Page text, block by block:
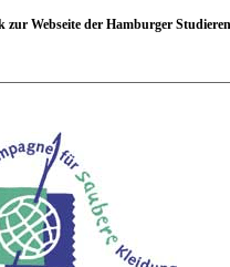
zur Webseite der Hamburger